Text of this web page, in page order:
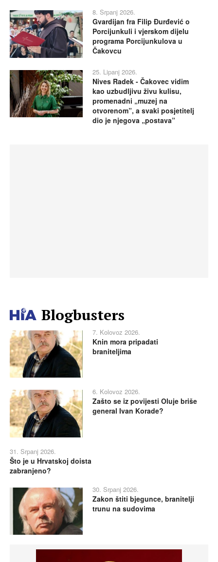
8. Srpanj 2026.
Gvardijan fra Filip Đurđević o
Porcijunkuli i vjerskom dijelu
programa Porcijunkulova u
Čakovcu
25. Lipanj 2026.
Nives Radek - Čakovec vidim
kao uzbudljivu živu kulisu,
promenadni „muzej na
otvorenom”, a svaki posjetitelj
dio je njegova „postava”
Blogbusters
7. Kolovoz 2026.
Knin mora pripadati
braniteljima
6. Kolovoz 2026.
Zašto se iz povijesti Oluje briše
general Ivan Korade?
31. Srpanj 2026.
Što je u Hrvatskoj doista
zabranjeno?
30. Srpanj 2026.
Zakon štiti bjegunce, branitelji
trunu na sudovima